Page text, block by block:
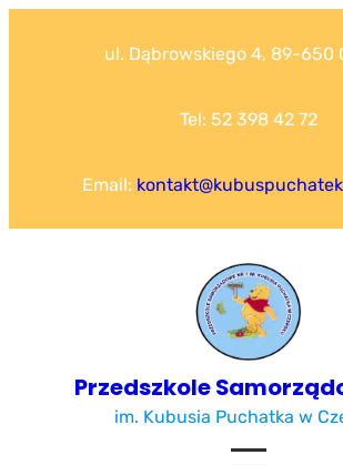
ul. Dąbrowskiego 4, 89-650
Tel: 52 398 42 72
Email:
Przedszkole
im. Kubusia Puchatka w